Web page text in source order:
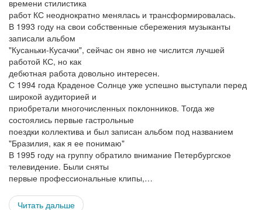
времени стилистика
работ КС неоднократно менялась и трансформировалась.
В 1993 году на свои собственные сбережения музыканты
записали альбом
"Кусаньки-Кусачки", сейчас он явно не числится лучшей
работой КС, но как
дебютная работа довольно интересен.
С 1994 года Краденое Солнце уже успешно выступали перед
широкой аудиторией и
приобретали многочисленных поклонников. Тогда же
состоялись первые гастрольные
поездки коллектива и был записан альбом под названием
"Бразилия, как я ее понимаю"
В 1995 году на группу обратило внимание Петербургское
телевидение. Были сняты
первые профессиональные клипы,…
Читать дальше